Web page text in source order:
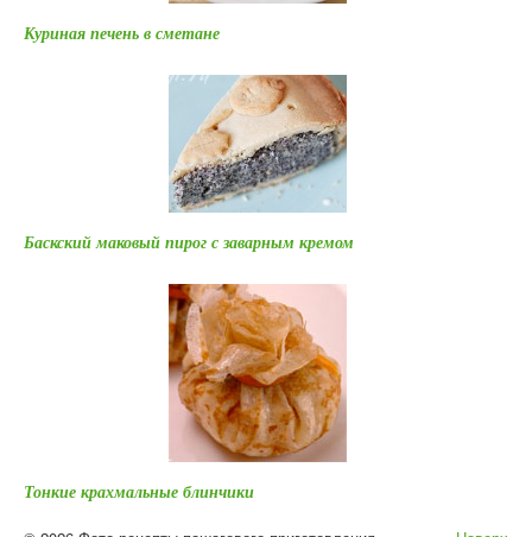
Куриная печень в сметане
Баскский маковый пирог с заварным кремом
Тонкие крахмальные блинчики